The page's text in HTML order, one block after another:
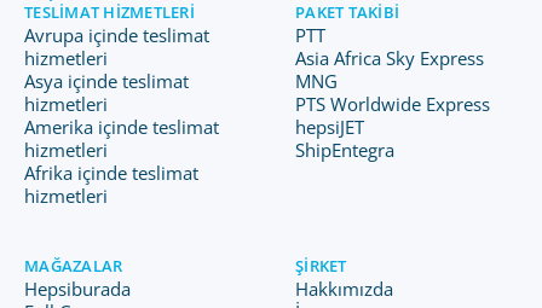
TESLIMAT HIZMETLERI
Avrupa içinde teslimat
hizmetleri
Asya içinde teslimat
hizmetleri
Amerika içinde teslimat
hizmetleri
Afrika içinde teslimat
hizmetleri
PAKET TAKIBI
PTT
Asia Africa Sky Express
MNG
PTS Worldwide Express
hepsiJET
ShipEntegra
MAĞAZALAR
Hepsiburada
ŞIRKET
Hakkımızda